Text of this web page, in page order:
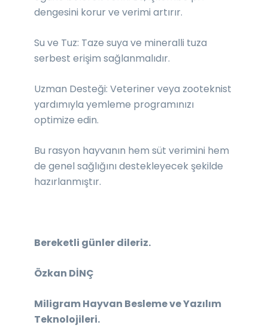
dengesini korur ve verimi artırır.
Su ve Tuz: Taze suya ve mineralli tuza
serbest erişim sağlanmalıdır.
Uzman Desteği: Veteriner veya zooteknist
yardımıyla yemleme programınızı
optimize edin.
Bu rasyon hayvanın hem süt verimini hem
de genel sağlığını destekleyecek şekilde
hazırlanmıştır.
Bereketli günler dileriz.
Özkan DİNÇ
Miligram Hayvan Besleme ve Yazılım
Teknolojileri.